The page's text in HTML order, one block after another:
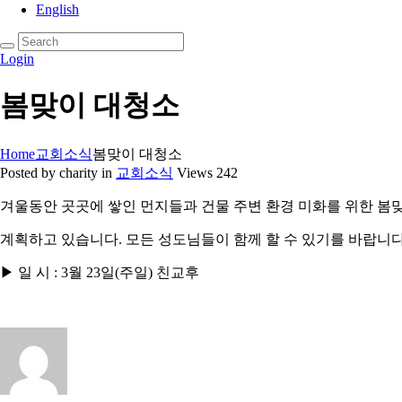
English
Login
봄맞이 대청소
Home교회소식봄맞이 대청소
Posted by charity in 교회소식 Views 242
겨울동안 곳곳에 쌓인 먼지들과 건물 주변 환경 미화를 위한 봄
계획하고 있습니다. 모든 성도님들이 함께 할 수 있기를 바랍니
▶ 일 시 : 3월 23일(주일) 친교후